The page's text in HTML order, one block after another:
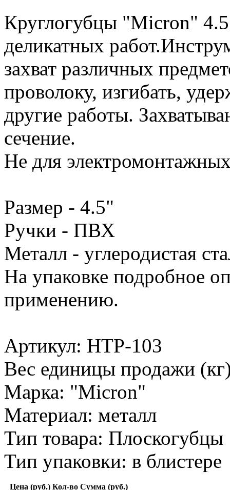
Круглогубцы "Micron"
деликатных
захват различных
проволоку, изгибать,
другие работы.
сечение.
Не для
Размер - 4.5"
Ручки - ПВХ
Металл - углеродистая
На упаковке подробное
применению.
Артикул: HTP-103
Вес единицы продажи
Марка: "Micron"
Материал: металл
Тип товара: Плоскогубцы
Тип упаковки: в блистере
Цена (руб.) Кол-во Сумма (руб.)